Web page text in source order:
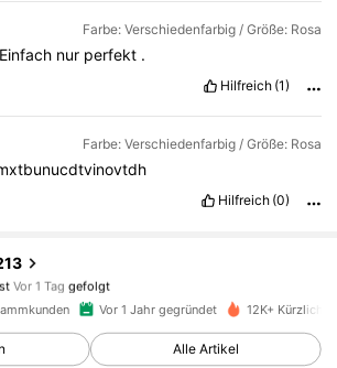
Farbe: Verschiedenfarbig / Größe: Rosa
Einfach nur perfekt .
Hilfreich (1)
Farbe: Verschiedenfarbig / Größe: Rosa
Hilfreich (0)
Follower
Vor 1 Tag
Follower
Follower
Vor 1 Jahr gegründet 12K+ Kürzlich
Alle Artikel